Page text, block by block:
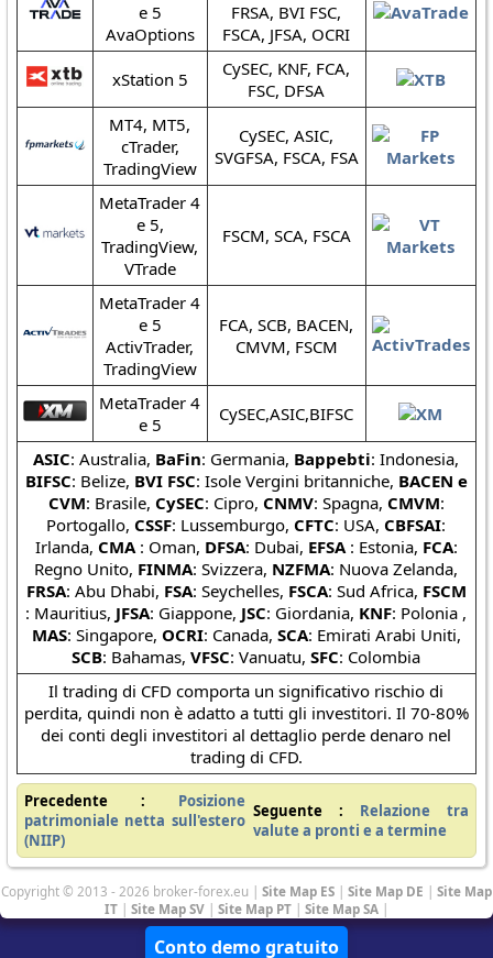
e 5
AvaOptions
FRSA, BVI FSC,
FSCA, JFSA, OCRI
xStation 5
CySEC, KNF, FCA,
FSC, DFSA
MT4, MT5,
cTrader,
TradingView
CySEC, ASIC,
SVGFSA, FSCA, FSA
MetaTrader 4
e 5,
TradingView,
VTrade
FSCM, SCA, FSCA
MetaTrader 4
e 5
ActivTrader,
TradingView
FCA, SCB, BACEN,
CMVM, FSCM
MetaTrader 4
e 5
CySEC,ASIC,BIFSC
ASIC: Australia, BaFin: Germania, Bappebti: Indonesia,
BIFSC: Belize, BVI FSC: Isole Vergini britanniche, BACEN e
CVM: Brasile, CySEC: Cipro, CNMV: Spagna, CMVM:
Portogallo, CSSF: Lussemburgo, CFTC: USA, CBFSAI:
Irlanda, CMA: Oman, DFSA: Dubai, EFSA: Estonia, FCA:
Regno Unito, FINMA: Svizzera, NZFMA: Nuova Zelanda,
FRSA: Abu Dhabi, FSA: Seychelles, FSCA: Sud Africa, FSCM
: Mauritius, JFSA: Giappone, JSC: Giordania, KNF: Polonia ,
MAS: Singapore, OCRI: Canada, SCA: Emirati Arabi Uniti,
SCB: Bahamas,VFSC: Vanuatu,SFC: Colombia
Il trading di CFD comporta un significativo rischio di
perdita, quindi non è adatto a tutti gli investitori. Il 70-80%
dei conti degli investitori al dettaglio perde denaro nel
trading di CFD.
Precedente : Posizione
patrimoniale netta sull'estero
(NIIP)
Seguente : Relazione tra
valute a pronti e a termine
Copyright © 2013 - 2026 broker-forex.eu | Site Map ES | Site Map DE | Site Map
IT | Site Map SV | Site Map PT | Site Map SA |
Conto demo gratuito